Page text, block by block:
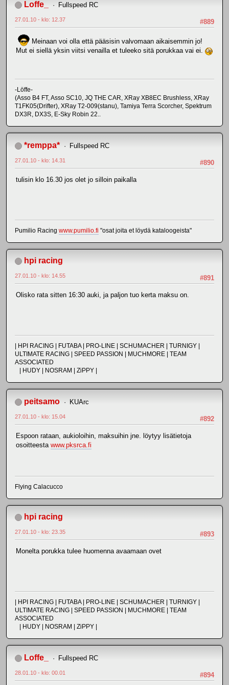
Loffe_ Fullspeed RC
#889
27.01.10 - klo: 12.37
Meinaan voi olla että pääsisin valvomaan aikaisemmin jo!
Mut ei siellä yksin viitsi venailla et tuleeko sitä porukkaa vai ei.
-Löffe-
(Asso B4 FT, Asso SC10, JQ THE CAR, XRay XB8EC Brushless, XRay
T1FK05(Drifter), XRay T2-009(stanu), Tamiya Terra Scorcher, Spektrum
DX3R, DX3S, E-Sky Robin 22..
*remppa* Fullspeed RC
#890
27.01.10 - klo: 14.31
tulisin klo 16.30 jos olet jo silloin paikalla
Pumilio Racing www.pumilio.fi "osat joita et löydä kataloogeista"
hpi racing
#891
27.01.10 - klo: 14.55
Olisko rata sitten 16:30 auki, ja paljon tuo kerta maksu on.
| HPI RACING | FUTABA | PRO-LINE | SCHUMACHER | TURNIGY |
ULTIMATE RACING | SPEED PASSION | MUCHMORE | TEAM
ASSOCIATED
| HUDY | NOSRAM | ZiPPY |
peitsamo KUArc
#892
27.01.10 - klo: 15.04
Espoon rataan, aukioloihin, maksuihin jne. löytyy lisätietoja
osoitteesta www.pksrca.fi
Flying Calacucco
hpi racing
#893
27.01.10 - klo: 23.35
Monelta porukka tulee huomenna avaamaan ovet
| HPI RACING | FUTABA | PRO-LINE | SCHUMACHER | TURNIGY |
ULTIMATE RACING | SPEED PASSION | MUCHMORE | TEAM
ASSOCIATED
| HUDY | NOSRAM | ZiPPY |
Loffe_ Fullspeed RC
#894
28.01.10 - klo: 00.01